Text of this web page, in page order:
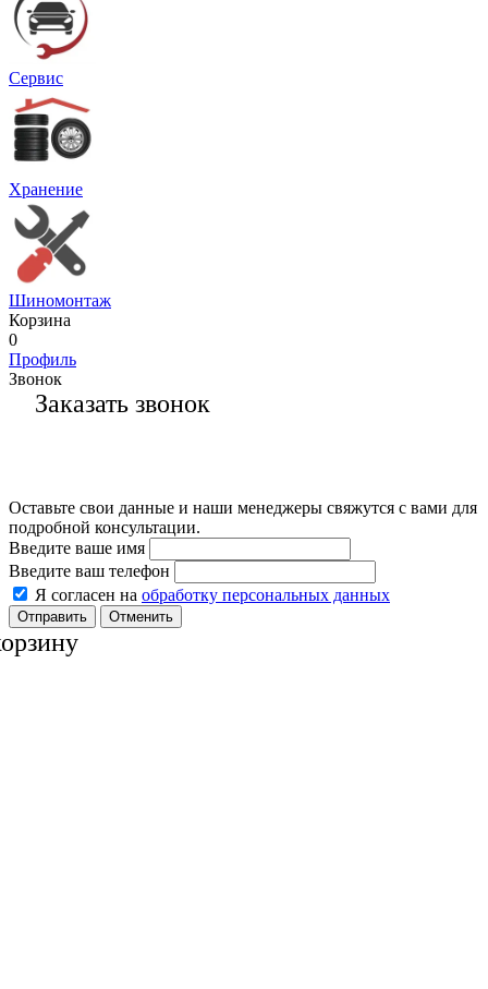
Сервис
Хранение
Шиномонтаж
Корзина
0
Профиль
Звонок
Заказать звонок
Оставьте свои данные и наши менеджеры свяжутся с вами для
подробной консультации.
Введите ваше имя
Введите ваш телефон
Я согласен на обработку персональных данных
Отменить